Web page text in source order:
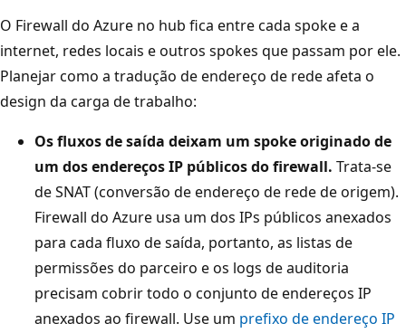
o
e
G
a
O Firewall do Azure no hub fica entre cada spoke e a
internet, redes locais e outros spokes que passam por ele.
Planejar como a tradução de endereço de rede afeta o
design da carga de trabalho:
Os fluxos de saída deixam um spoke originado de
um dos endereços IP públicos do firewall. Trata-se
de SNAT (conversão de endereço de rede de origem).
Firewall do Azure usa um dos IPs públicos anexados
para cada fluxo de saída, portanto, as listas de
permissões do parceiro e os logs de auditoria
precisam cobrir todo o conjunto de endereços IP
anexados ao firewall. Use um prefixo de endereço IP